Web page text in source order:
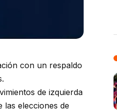
con un respaldo
de izquierda
las elecciones de